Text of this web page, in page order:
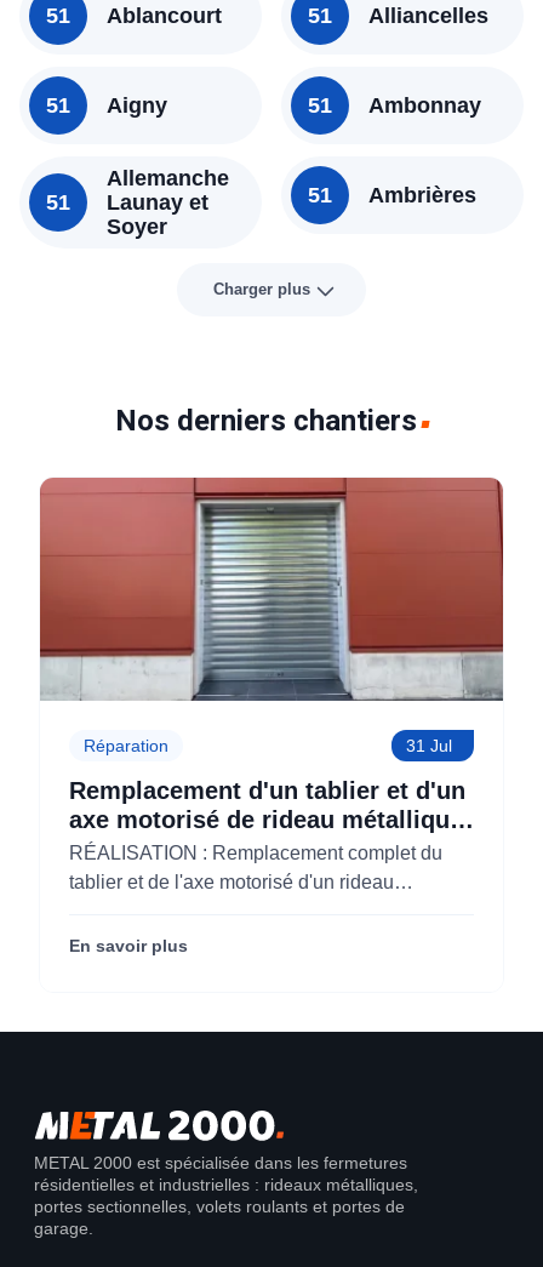
51 Ablancourt
51 Aigny
51
Allemanche
Launay et
Soyer
51 Alliancelles
51 Ambonnay
51 Ambrières
Charger plus
Nos derniers chantiers
Réparation 31 Jul
Remplacement d'un tablier et d'un
axe motorisé de rideau métallique
pour M'CHADAL (Optical Center)
(95)
RÉALISATION : Remplacement complet du
tablier et de l'axe motorisé d'un rideau
Center) (95290).
En savoir plus
METAL 2000 est spécialisée dans les fermetures
résidentielles et industrielles : rideaux métalliques,
portes sectionnelles, volets roulants et portes de
garage.